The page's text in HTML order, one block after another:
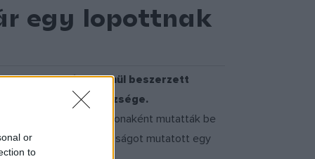
or
to
egy lopottnak
egy törvénytelenül beszerzett
Macereta ügyészsége.
amelyen Sgarbi tulajdonaként mutatták be
teljes azonosságot mutatott egy